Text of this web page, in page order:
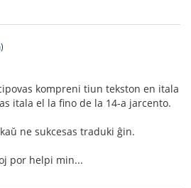
)
kompreni tiun tekston en itala
itala el la fino de la 14-a jarcento.
ne sukcesas traduki ĝin.
por helpi min...